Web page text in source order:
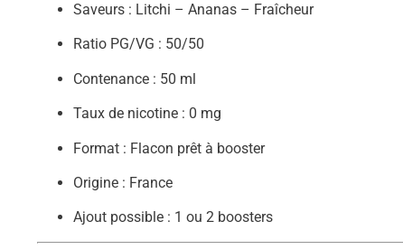
Saveurs : Litchi – Ananas – Fraîcheur
Ratio PG/VG : 50/50
Contenance : 50 ml
Taux de nicotine : 0 mg
Format : Flacon prêt à booster
Origine : France
Ajout possible : 1 ou 2 boosters